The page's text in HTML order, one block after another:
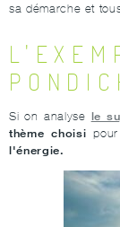
sa démarche et
Si on analyse le
thème choisi
l'énergie.